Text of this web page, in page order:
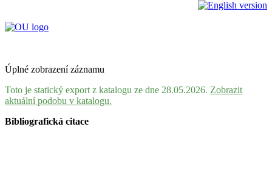
Úplné zobrazení záznamu
Toto je statický export z katalogu ze dne 28.05.2026. Zobrazit
aktuální podobu v katalogu.
Bibliografická citace